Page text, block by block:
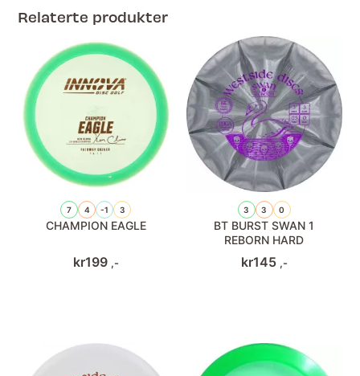
Relaterte produkter
7 4 -1 3
CHAMPION EAGLE
kr199 ,-
3 3 0
BT BURST SWAN 1
REBORN HARD
kr145 ,-